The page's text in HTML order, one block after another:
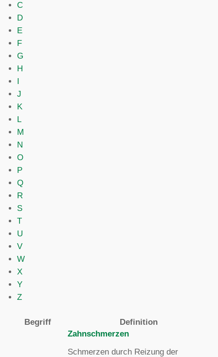
C
D
E
F
G
H
I
J
K
L
M
N
O
P
Q
R
S
T
U
V
W
X
Y
Z
Begriff Definition
Zahnschmerzen
Schmerzen durch Reizung der